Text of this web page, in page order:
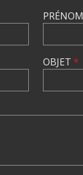
PRÉNOM
OBJET *